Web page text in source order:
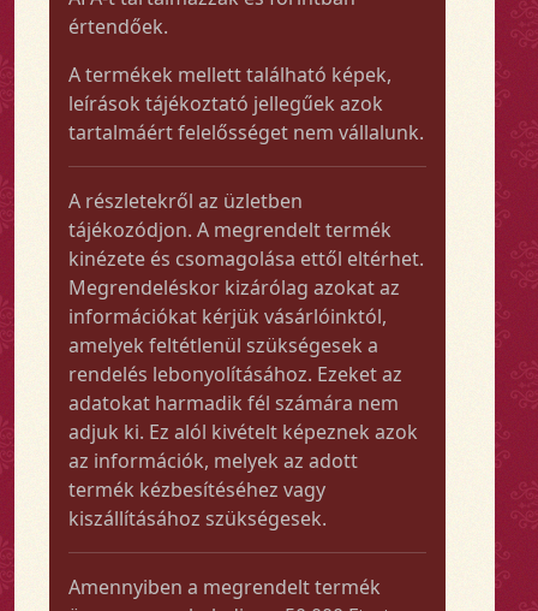
értendőek.
A termékek mellett található képek,
leírások tájékoztató jellegűek azok
tartalmáért felelősséget nem vállalunk.
A részletekről az üzletben
tájékozódjon. A megrendelt termék
kinézete és csomagolása ettől eltérhet.
Megrendeléskor kizárólag azokat az
információkat kérjük vásárlóinktól,
amelyek feltétlenül szükségesek a
rendelés lebonyolításához. Ezeket az
adatokat harmadik fél számára nem
adjuk ki. Ez alól kivételt képeznek azok
az információk, melyek az adott
termék kézbesítéséhez vagy
kiszállításához szükségesek.
Amennyiben a megrendelt termék